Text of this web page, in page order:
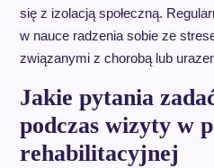
się z izolacją społeczną.
w nauce radzenia sobie ze
związanymi z chorobą lub
Jakie pytania
podczas wizyty w
rehabilitacyjnej